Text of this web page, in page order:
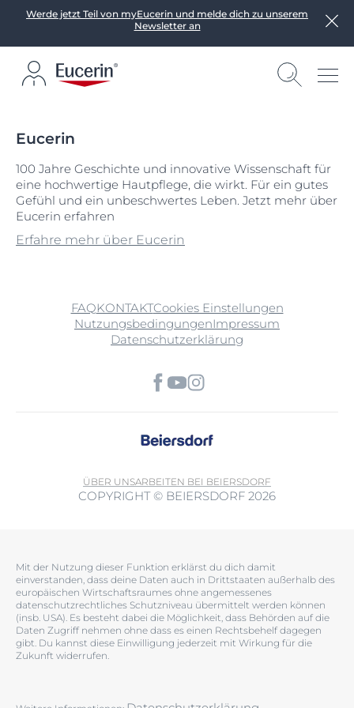
Werde jetzt Teil von myEucerin und melde dich zu unserem
Newsletter an
Eucerin
100 Jahre Geschichte und innovative Wissenschaft für
eine hochwertige Hautpflege, die wirkt. Für ein gutes
Gefühl und ein unbeschwertes Leben. Jetzt mehr über
Eucerin erfahren
Erfahre mehr über Eucerin
FAQKONTAKTCookies Einstellungen
NutzungsbedingungenImpressum
Datenschutzerklärung
ÜBER UNSARBEITEN BEI BEIERSDORF
COPYRIGHT © BEIERSDORF 2026
Mit der Nutzung dieser Funktion erklärst du dich damit
einverstanden, dass deine Daten auch in Drittstaaten außerhalb des
europäischen Wirtschaftsraumes ohne angemessenes
datenschutzrechtliches Schutzniveau übermittelt werden können
(insb. USA). Es besteht dabei die Möglichkeit, dass Behörden auf die
Daten Zugriff nehmen ohne dass es einen Rechtsbehelf dagegen
gibt. Du kannst diese Einwilligung jederzeit mit Wirkung für die
Zukunft widerrufen.